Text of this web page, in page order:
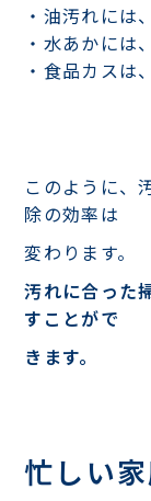
・油汚れには
・水あかには
・食品カスは
このように、
除の効率は
変わります。
汚れに合った
すことがで
きます。
忙しい